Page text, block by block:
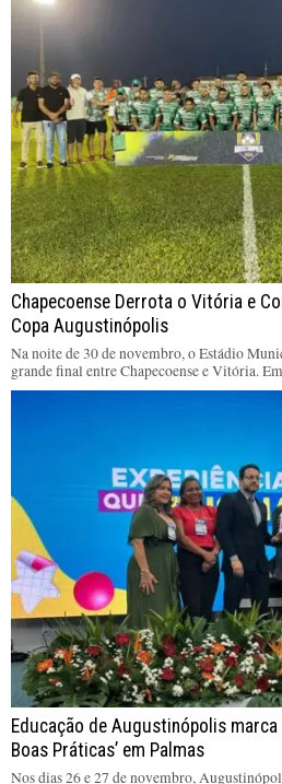
Chapecoense Derrota o Vitória e
Copa Augustinópolis
Na noite de 30 de novembro, o Estádio
grande final entre Chapecoense e Vitória. Em
Educação de Augustinópolis marca
Boas Práticas’ em Palmas
Nos dias 26 e 27 de novembro,